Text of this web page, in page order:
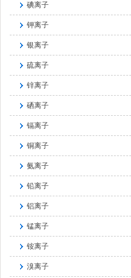
碘离子
钾离子
银离子
硫离子
锌离子
硒离子
镉离子
铜离子
氨离子
铅离子
铝离子
锰离子
铵离子
溴离子